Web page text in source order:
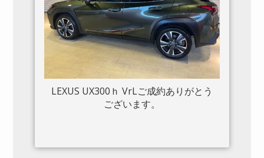
LEXUS UX300ｈ VrLご成約ありがとう
ございます。